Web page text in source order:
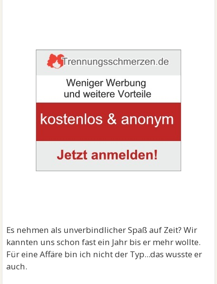
Es nehmen als unverbindlicher Spaß auf Zeit? Wir
kannten uns schon fast ein Jahr bis er mehr wollte.
Für eine Affäre bin ich nicht der Typ...das wusste er
auch.